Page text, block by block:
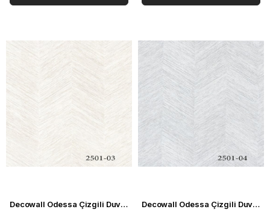
Decowall Odessa Çizgili Duvar Kağıdı 2501-03 Decowall Odessa Çizgili Duvar Kağıdı 2501-04